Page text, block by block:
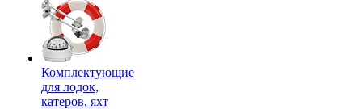
Комплектующие
для лодок,
катеров, яхт